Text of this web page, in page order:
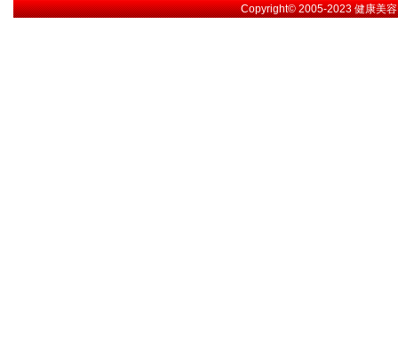
Copyright© 2005-2023健康美